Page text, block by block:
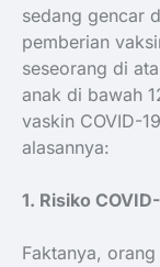
sedang gencar
pemberian
seseorang di
anak di bawah
vaskin COVID-
alasannya:
1. Risiko
Faktanya,